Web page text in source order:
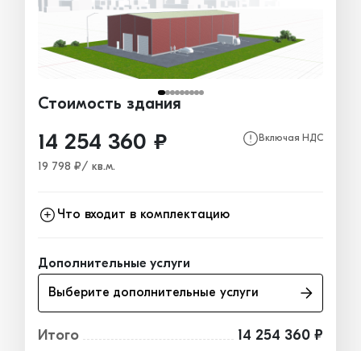
Стоимость здания
14 254 360 ₽ Включая НДС
19 798 ₽/ кв.м.
Что входит в комплектацию
Ограждающие конструкции 5 510 129₽
Окна, двери, ворота 1 813 434₽
Дополнительные услуги
Выберите дополнительные услуги
Итого 14 254 360 ₽